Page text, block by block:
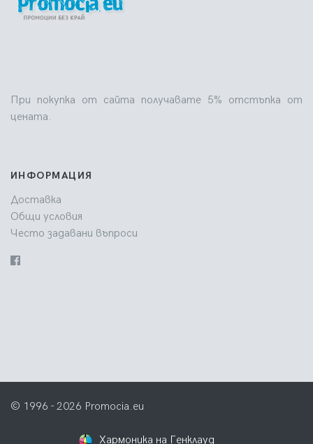
При покупка от сайта получавате 5% отстъпка от
цената.
ИНФОРМАЦИЯ
Доставка
Общи условия
Често задавани въпроси
© 1996 - 2026 Promocia.eu
Хармоника на Генклауд